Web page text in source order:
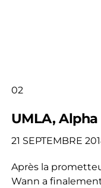
02
UMLA,
21 SEPTEMBRE
Après la
Wann a